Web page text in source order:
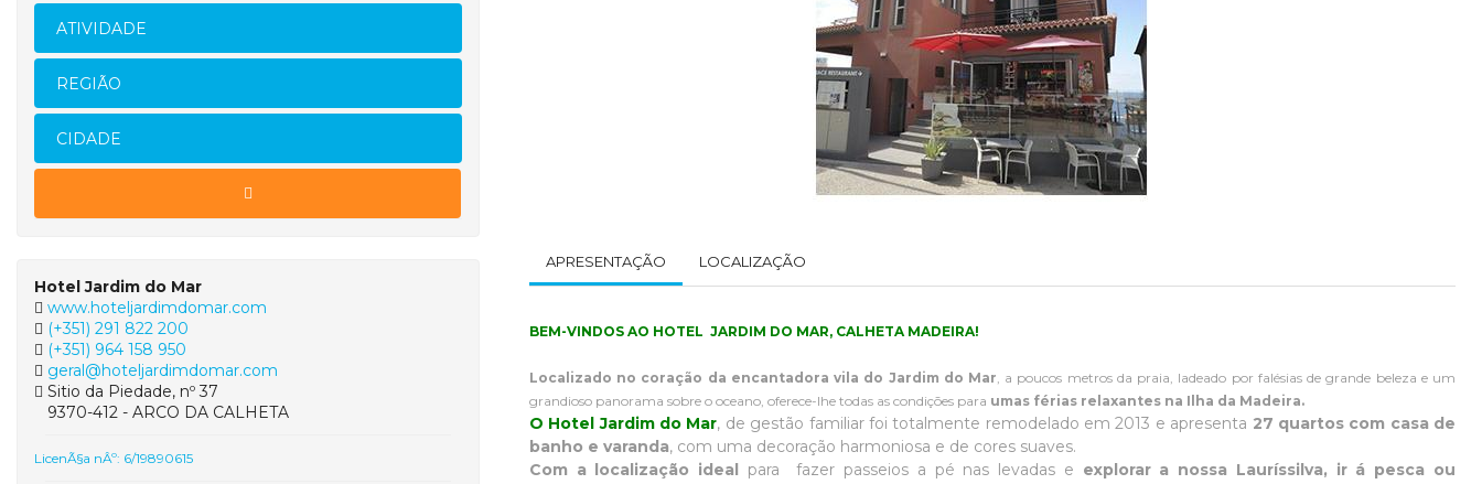
ATIVIDADE
REGIÃO
CIDADE
Hotel Jardim do Mar
www.hoteljardimdomar.com
(+351) 291 822 200
(+351) 964 158 950
geral@hoteljardimdomar.com
Sitio da Piedade, nº 37
9370-412 - ARCO DA CALHETA
LicenÃ§a nÂº: 6/19890615
APRESENTAÇÃO LOCALIZAÇÃO
BEM-VINDOS AO HOTEL JARDIM DO MAR, CALHETA MADEIRA!
Localizado no coração da encantadora vila do Jardim do Mar, a poucos metros da praia, ladeado por falésias de grande beleza e um
grandioso panorama sobre o oceano, oferece-lhe todas as condições para umas férias relaxantes na Ilha da Madeira.
O Hotel Jardim do Mar, de gestão familiar foi totalmente remodelado em 2013 e apresenta 27 quartos com casa de
banho e varanda, com uma decoração harmoniosa e de cores suaves.
Com a localização ideal
para fazer passeios a pé nas levadas e explorar a nossa Lauríssilva, ir á pesca ou